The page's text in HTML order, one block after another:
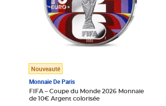
Nouveauté
Monnaie De Paris
FIFA – Coupe du Monde 2026 Monnaie
de 10€ Argent colorisée